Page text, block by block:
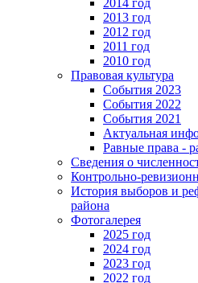
2014 год
2013 год
2012 год
2011 год
2010 год
Правовая культура
События 2023
События 2022
События 2021
Актуальная
Равные права -
Сведения о
Контрольно-
История выборов и
района
Фотогалерея
2025 год
2024 год
2023 год
2022 год